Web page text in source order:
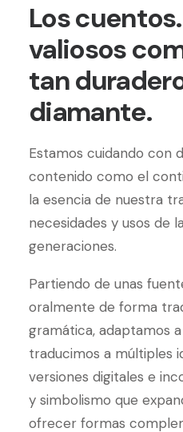
Los
valiosos
tan
diamante.
Estamos cuidando con
contenido como el
la esencia de nuestra
necesidades y usos de
generaciones.
Partiendo de unas
oralmente de forma
gramática, adaptamos
traducimos a múltiples
versiones digitales e
y simbolismo que
ofrecer formas